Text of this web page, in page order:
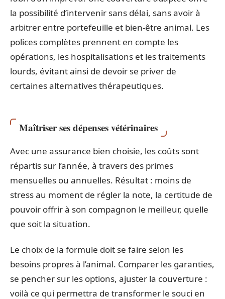
la possibilité d’intervenir sans délai, sans avoir à
arbitrer entre portefeuille et bien-être animal. Les
polices complètes prennent en compte les
opérations, les hospitalisations et les traitements
lourds, évitant ainsi de devoir se priver de
certaines alternatives thérapeutiques.
Maîtriser ses dépenses vétérinaires
Avec une assurance bien choisie, les coûts sont
répartis sur l’année, à travers des primes
mensuelles ou annuelles. Résultat : moins de
stress au moment de régler la note, la certitude de
pouvoir offrir à son compagnon le meilleur, quelle
que soit la situation.
Le choix de la formule doit se faire selon les
besoins propres à l’animal. Comparer les garanties,
se pencher sur les options, ajuster la couverture :
voilà ce qui permettra de transformer le souci en